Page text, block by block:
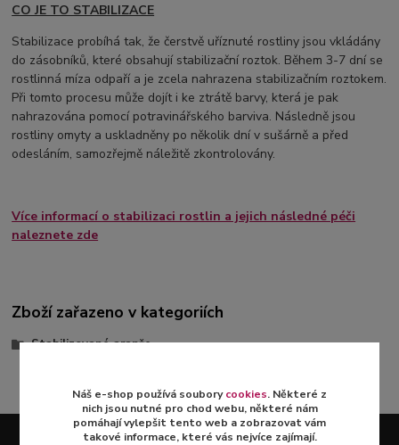
CO JE TO STABILIZACE
Stabilizace probíhá tak, že čerstvě uříznuté rostliny jsou vkládány
do zásobníků, které obsahují stabilizační roztok. Během 3-7 dní se
rostlinná míza odpaří a je zcela nahrazena stabilizačním roztokem.
Při tomto procesu může dojít i ke ztrátě barvy, která je pak
nahrazována pomocí potravinářského barviva. Následně jsou
rostliny omyty a uskladněny po několik dní v sušárně a před
odesláním, samozřejmě náležitě zkontrolovány.
Více informací o stabilizaci rostlin a jejich následné péči
naleznete zde
Zboží zařazeno v kategoriích
Stabilizované aranže
Náš e-shop používá souborycookies. Některé z
nich jsou nutné pro chod webu, některé nám
pomáhají vylepšit tento web a zobrazovat vám
takové informace, které vás nejvíce zajímají.